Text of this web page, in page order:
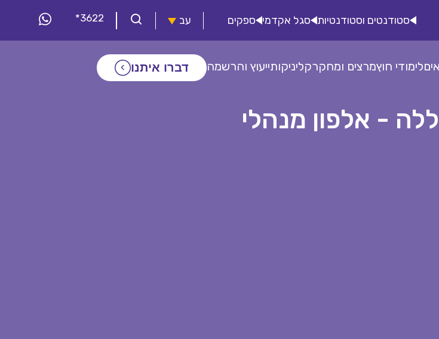
סטודנטים וסטודנטיות סגל אקדמי ספקים עב *3622
לימודי חוץמרצים ומחקרקליניקותייעוץ והרשמה דברו איתנו
- אלפון מנהלי